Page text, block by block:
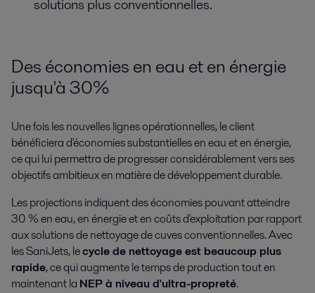
solutions plus conventionnelles.
Des économies en eau et en énergie
jusqu'à 30%
Une fois les nouvelles lignes opérationnelles, le client
bénéficiera d'économies substantielles en eau et en énergie,
ce qui lui permettra de progresser considérablement vers ses
objectifs ambitieux en matière de développement durable.
Les projections indiquent des économies pouvant atteindre
30 % en eau, en énergie et en coûts d'exploitation par rapport
aux solutions de nettoyage de cuves conventionnelles. Avec
les SaniJets, lecycle de nettoyage est beaucoup plus
rapide, ce qui augmente le temps de production tout en
maintenant la NEP à niveau d'ultra-propreté.